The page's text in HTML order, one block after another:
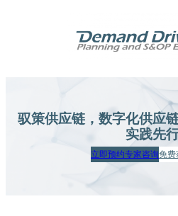
驭策供应链，数字化供应
实践先
立即预约专家咨询免费